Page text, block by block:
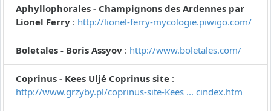
Aphyllophorales - Champignons des Ardennes par
Lionel Ferry : http://lionel-ferry-mycologie.piwigo.com/
Boletales - Boris Assyov : http://www.boletales.com/
Coprinus - Kees Uljé Coprinus site :
http://www.grzyby.pl/coprinus-site-Kees ... cindex.htm